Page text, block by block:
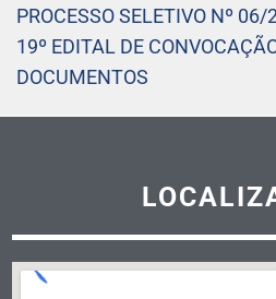
PROCESSO SELETIVO Nº
19º EDITAL DE
DOCUMENTOS